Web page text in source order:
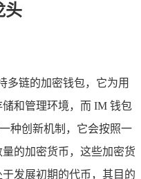
头
多链的加密钱包，它为用
储和管理环境，而 IM 钱包
种创新机制，它会按照一
的加密货币，这些加密货
发展初期的代币，其目的